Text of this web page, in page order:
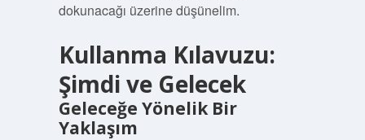
dokunacağı üzerine düşünelim.
Kullanma Kılavuzu:
Şimdi ve Gelecek
Geleceğe Yönelik Bir
Yaklaşım